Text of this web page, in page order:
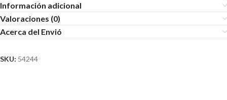
Información adicional
Valoraciones (0)
Acerca del Envió
SKU: 54244